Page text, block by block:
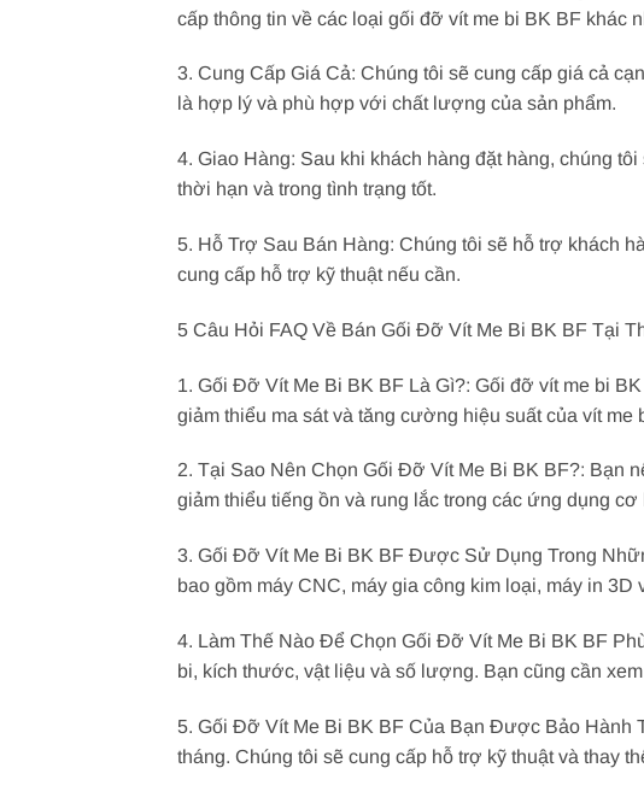
cấp thông tin về các loại gối đỡ vít me bi BK BF khác
3. Cung Cấp Giá Cả: Chúng tôi sẽ cung cấp giá cả
là hợp lý và phù hợp với chất lượng của sản phẩm.
4. Giao Hàng: Sau khi khách hàng đặt hàng, chúng
thời hạn và trong tình trạng tốt.
5. Hỗ Trợ Sau Bán Hàng: Chúng tôi sẽ hỗ trợ khách
cung cấp hỗ trợ kỹ thuật nếu cần.
5 Câu Hỏi FAQ Về Bán Gối Đỡ Vít Me Bi BK BF Tại
1. Gối Đỡ Vít Me Bi BK BF Là Gì?: Gối đỡ vít me bi
giảm thiểu ma sát và tăng cường hiệu suất của vít me
2. Tại Sao Nên Chọn Gối Đỡ Vít Me Bi BK BF?: Bạn
giảm thiểu tiếng ồn và rung lắc trong các ứng dụng cơ
3. Gối Đỡ Vít Me Bi BK BF Được Sử Dụng Trong
bao gồm máy CNC, máy gia công kim loại, máy in
4. Làm Thế Nào Để Chọn Gối Đỡ Vít Me Bi BK BF
bi, kích thước, vật liệu và số lượng. Bạn cũng cần
5. Gối Đỡ Vít Me Bi BK BF Của Bạn Được Bảo Hành
tháng. Chúng tôi sẽ cung cấp hỗ trợ kỹ thuật và thay